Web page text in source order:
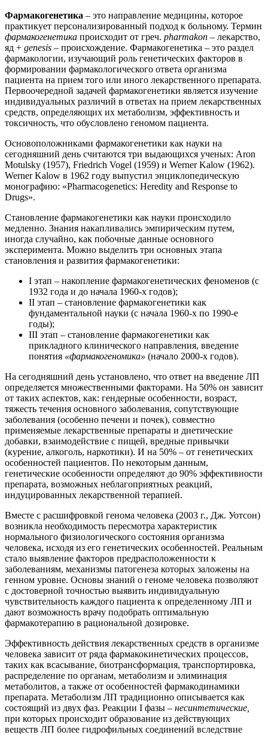
Фармакогенетика – это направление медицины, которое
практикует персонализированный подход к больному. Термин
фармакогенетика происходит от греч. pharmakon – лекарство,
яд + genesis – происхождение. Фармакогенетика – это раздел
фармакологии, изучающий роль генетических факторов в
формировании фармакологического ответа организма
пациента на прием того или иного лекарственного препарата.
Первоочередной задачей фармакогенетики является изучение
индивидуальных различий в ответах на прием лекарственных
средств, определяющих их метаболизм, эффективность и
токсичность, что обусловлено геномом пациента.
Основоположниками фармакогенетики как науки на
сегодняшний день считаются три выдающихся ученых: Aron
Motulsky (1957), Friedrich Vogel (1959) и Werner Kalow (1962).
Werner Kalow в 1962 году выпустил энциклопедическую
монографию: «Pharmacogenetics: Heredity and Response to
Drugs».
Становление фармакогенетики как науки происходило
медленно. Знания накапливались эмпирическим путем,
иногда случайно, как побочные данные основного
эксперимента. Можно выделить три основных этапа
становления и развития фармакогенетики:
I этап – накопление фармакогенетических феноменов (с
1932 года и до начала 1960-х годов);
II этап – становление фармакогенетики как
фундаментальной науки (с начала 1960-х по 1990-е
годы);
III этап – становление фармакогенетики как
прикладного клинического направления, введение
понятия «фармакогеномика» (начало 2000-х годов).
На сегодняшний день установлено, что ответ на введение ЛП
определяется множественными факторами. На 50% он зависит
от таких аспектов, как: гендерные особенности, возраст,
тяжесть течения основного заболевания, сопутствующие
заболевания (особенно печени и почек), совместно
применяемые лекарственные препараты и диетические
добавки, взаимодействие с пищей, вредные привычки
(курение, алкоголь, наркотики). И на 50% – от генетических
особенностей пациентов. По некоторым данным,
генетические особенности определяют до 90% эффективности
препарата, возможных неблагоприятных реакций,
индуцированных лекарственной терапией.
Вместе с расшифровкой генома человека (2003 г., Дж. Уотсон)
возникла необходимость пересмотра характеристик
нормального физиологического состояния организма
человека, исходя из его генетических особенностей. Реальным
стало выявление факторов предрасположенности к
заболеваниям, механизмы патогенеза которых заложены на
генном уровне. Основы знаний о геноме человека позволяют
с достоверной точностью выявить индивидуальную
чувствительность каждого пациента к определенному ЛП и
дают возможность врачу подобрать оптимальную
фармакотерапию в рациональной дозировке.
Эффективность действия лекарственных средств в организме
человека зависит от ряда фармакокинетических процессов,
таких как всасывание, биотрансформация, транспортировка,
распределение по органам, метаболизм и элиминация
метаболитов, а также от особенностей фармакодинамики
препарата. Метаболизм ЛП традиционно описывается как
состоящий из двух фаз. Реакции I фазы – несинтетические,
при которых происходит образование из действующих
веществ ЛП более гидрофильных соединений вследствие